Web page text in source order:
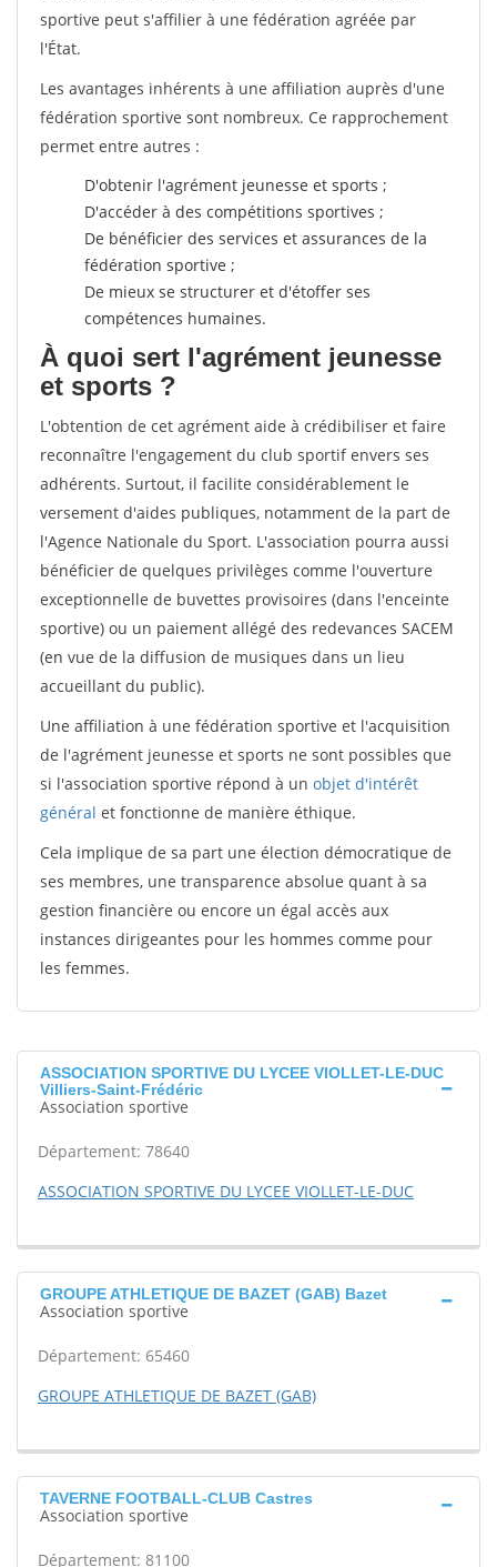
sportive peut s'affilier à une fédération agréée par
l'État.
Les avantages inhérents à une affiliation auprès d'une
fédération sportive sont nombreux. Ce rapprochement
permet entre autres :
D'obtenir l'agrément jeunesse et sports ;
D'accéder à des compétitions sportives ;
De bénéficier des services et assurances de la
fédération sportive ;
De mieux se structurer et d'étoffer ses
compétences humaines.
À quoi sert l'agrément jeunesse
et sports ?
L'obtention de cet agrément aide à crédibiliser et faire
reconnaître l'engagement du club sportif envers ses
adhérents. Surtout, il facilite considérablement le
versement d'aides publiques, notamment de la part de
l'Agence Nationale du Sport. L'association pourra aussi
bénéficier de quelques privilèges comme l'ouverture
exceptionnelle de buvettes provisoires (dans l'enceinte
sportive) ou un paiement allégé des redevances SACEM
(en vue de la diffusion de musiques dans un lieu
accueillant du public).
Une affiliation à une fédération sportive et l'acquisition
de l'agrément jeunesse et sports ne sont possibles que
si l'association sportive répond à un objet d'intérêt
général et fonctionne de manière éthique.
Cela implique de sa part une élection démocratique de
ses membres, une transparence absolue quant à sa
gestion financière ou encore un égal accès aux
instances dirigeantes pour les hommes comme pour
les femmes.
ASSOCIATION SPORTIVE DU LYCEE VIOLLET-LE-DUC
Villiers-Saint-Frédéric
Association sportive
Département: 78640
ASSOCIATION SPORTIVE DU LYCEE VIOLLET-LE-DUC
GROUPE ATHLETIQUE DE BAZET (GAB) Bazet
Association sportive
Département: 65460
GROUPE ATHLETIQUE DE BAZET (GAB)
TAVERNE FOOTBALL-CLUB Castres
Association sportive
Département: 81100